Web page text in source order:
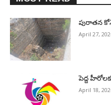
పురాత‌న
April 27,
పెద్ద
April 18,